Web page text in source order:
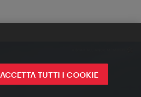
ACCETTA TUTTI I COOKIE